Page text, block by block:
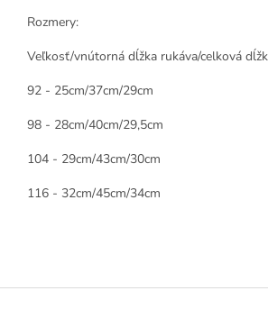
Rozmery:
Veľkosť/vnútorná dĺžka rukáva/celková
92 - 25cm/37cm/29cm
98 - 28cm/40cm/29,5cm
104 - 29cm/43cm/30cm
116 - 32cm/45cm/34cm
Z